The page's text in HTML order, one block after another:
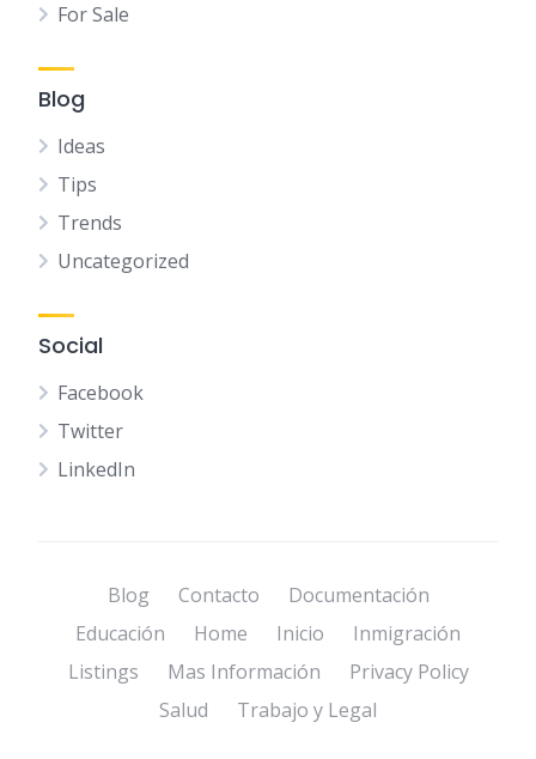
For Sale
Blog
Ideas
Tips
Trends
Uncategorized
Social
Facebook
Twitter
LinkedIn
Blog Contacto
Documentación
Educación
Home Inicio
Inmigración
Listings
Mas Información
Privacy Policy
Salud
Trabajo y Legal